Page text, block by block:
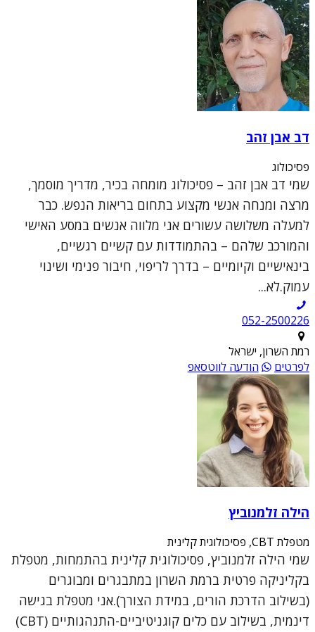
דב אבן זהב
פסיכולוג
שמי דב אבן זהב – פסיכולוג מומחה בכיר, מדריך מוסמך,
מרצה ומנחה אנשי מקצוע בתחום בריאות הנפש. כבר
למעלה משלושה עשורים אני מלווה אנשים במסע האישי
והמורכב שלהם – בהתמודדות עם קשיים רגשיים,
בינאישיים וקיומיים – בדרך לריפוי, חיבור פנימי ושינוי
עמוק.לא...
052-2500226
רמת השרון, ישראל
לפרטים
הודעה לווטסאפ
הילה זלמנוביץ
מטפלת CBT, פסיכולוגית קלינית
שמי הילה זלמנוביץ, פסיכולוגית קלינית בהתמחות, מטפלת
בקליניקה פרטית ברמת השרון במתבגרים ומבוגרים
(בשילוב הדרכת הורים, במידת הצורך).אני מטפלת בגישה
דינמית, בשילוב עם כלים קוגניטיביים-התנהגותיים (CBT)